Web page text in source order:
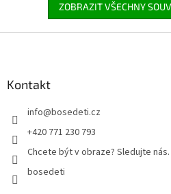
ZOBRAZIT VŠECHNY
Kontakt
info@bosedeti.cz
+420 771 230 793
Chcete být v obraze? Sledujte nás.
bosedeti